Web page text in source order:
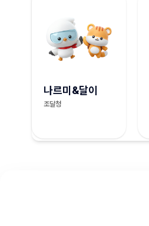
나르미&달이
조달청